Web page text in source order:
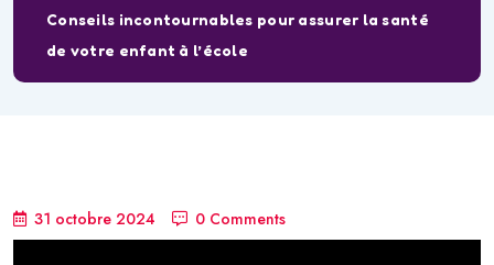
Conseils incontournables pour assurer la santé
de votre enfant à l’école
31 octobre 2024 0 Comments